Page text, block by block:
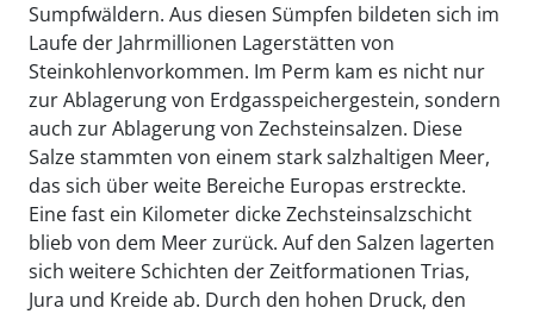
Sumpfwäldern. Aus diesen Sümpfen bildeten sich im
Laufe der Jahrmillionen Lagerstätten von
Steinkohlenvorkommen. Im Perm kam es nicht nur
zur Ablagerung von Erdgasspeichergestein, sondern
auch zur Ablagerung von Zechsteinsalzen. Diese
Salze stammten von einem stark salzhaltigen Meer,
das sich über weite Bereiche Europas erstreckte.
Eine fast ein Kilometer dicke Zechsteinsalzschicht
blieb von dem Meer zurück. Auf den Salzen lagerten
sich weitere Schichten der Zeitformationen Trias,
Jura und Kreide ab. Durch den hohen Druck, den